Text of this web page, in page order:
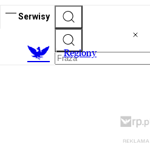
Serwisy
Regiony